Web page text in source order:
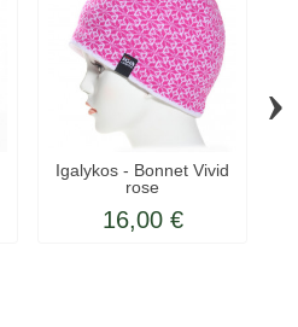
Igalykos - Bonnet Vivid
rose
16,00 €
›